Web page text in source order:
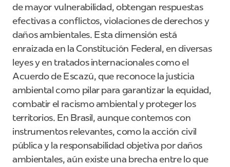
de mayor vulnerabilidad, obtengan respuestas
efectivas a conflictos, violaciones de derechos y
daños ambientales. Esta dimensión está
enraizada en la Constitución Federal, en diversas
leyes y en tratados internacionales como el
Acuerdo de Escazú, que reconoce la justicia
ambiental como pilar para garantizar la equidad,
combatir el racismo ambiental y proteger los
territorios. En Brasil, aunque contemos con
instrumentos relevantes, como la acción civil
pública y la responsabilidad objetiva por daños
ambientales, aún existe una brecha entre lo que